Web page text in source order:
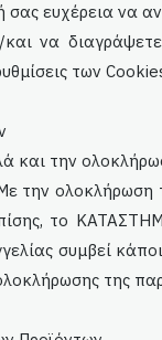
σας ευχέρεια να
να
των
και την
την
το
συμβεί
της